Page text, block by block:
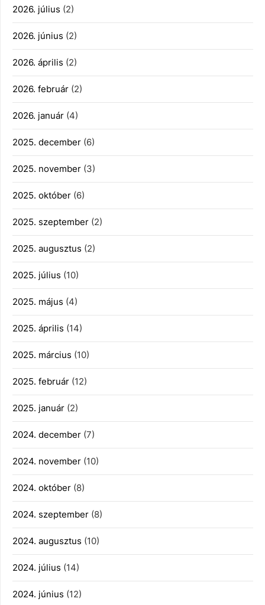
2026. július (2)
2026. június (2)
2026. április (2)
2026. február (2)
2026. január (4)
2025. december (6)
2025. november (3)
2025. október (6)
2025. szeptember (2)
2025. augusztus (2)
2025. július (10)
2025. május (4)
2025. április (14)
2025. március (10)
2025. február (12)
2025. január (2)
2024. december (7)
2024. november (10)
2024. október (8)
2024. szeptember (8)
2024. augusztus (10)
2024. július (14)
2024. június (12)